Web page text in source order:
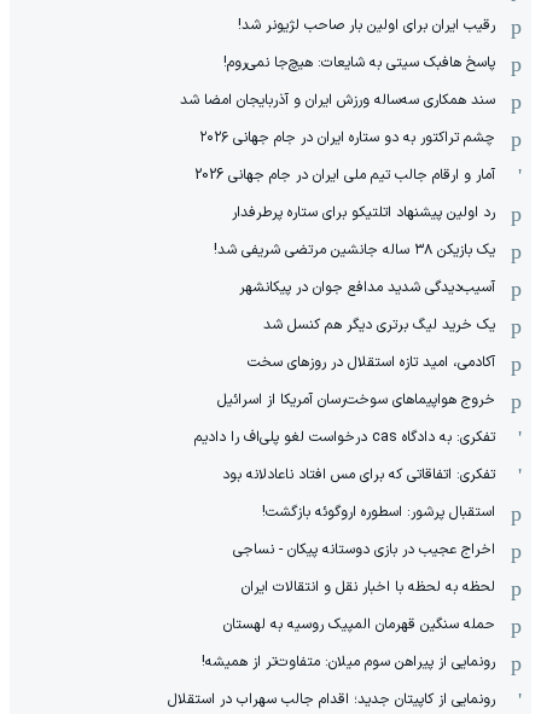
رقیب ایران برای اولین بار صاحب لژیونر شد!
پاسخ هافبک سیتی به شایعات: هیچ‌جا نمی‌روم!
سند همکاری سه‌ساله‌ ‌ورزش ایران و آذربایجان امضا شد
چشم تراکتور به دو ستاره ایران در جام جهانی ۲۰۲۶
آمار و ارقام جالب تیم ملی ایران در جام جهانی 2026
رد اولین پیشنهاد اتلتیکو برای ستاره پرطرفدار
یک بازیکن ۳۸ ساله جانشین مرتضی شریفی شد!
آسیب‌دیدگی شدید مدافع جوان در پیکانشهر
یک خرید لیگ برتری دیگر هم کنسل شد
آکادمی، امید تازه استقلال در روزهای سخت
خروج هواپیماهای سوخت‌رسان آمریکا از اسرائیل
تفکری: به دادگاه cas درخواست لغو پلی‌اف را دادیم
تفکری: اتفاقاتی که برای مس افتاد ناعادلانه بود
استقبال پرشور: اسطوره اروگوئه بازگشت!
اخراج عجیب در بازی دوستانه پیکان - نساجی
لحظه به لحظه با اخبار نقل و انتقالات ایران
حمله سنگین قهرمان المپیک روسیه به لهستان
رونمایی از پیراهن سوم میلان: متفاوت‌تر از همیشه!
رونمایی از کاپیتان جدید؛ اقدام جالب سهراب در استقلال